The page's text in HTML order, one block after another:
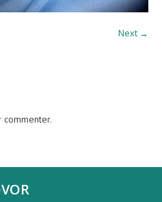
Next →
commenter.